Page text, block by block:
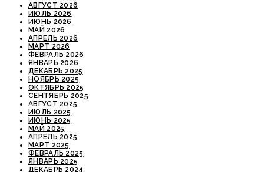
АВГУСТ 2026
ИЮЛЬ 2026
ИЮНЬ 2026
МАЙ 2026
АПРЕЛЬ 2026
МАРТ 2026
ФЕВРАЛЬ 2026
ЯНВАРЬ 2026
ДЕКАБРЬ 2025
НОЯБРЬ 2025
ОКТЯБРЬ 2025
СЕНТЯБРЬ 2025
АВГУСТ 2025
ИЮЛЬ 2025
ИЮНЬ 2025
МАЙ 2025
АПРЕЛЬ 2025
МАРТ 2025
ФЕВРАЛЬ 2025
ЯНВАРЬ 2025
ДЕКАБРЬ 2024